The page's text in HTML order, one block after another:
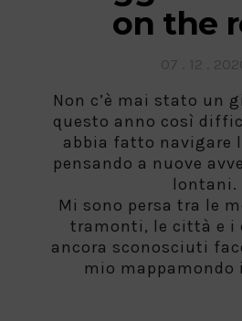
on the
Non c’è mai stato un
questo anno così
abbia fatto navigare
pensando a nuove
lontani.
Mi sono persa tra le
tramonti, le città e i
ancora sconosciuti
mio mappamondo